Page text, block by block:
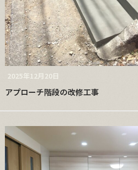
2025年12月20日
アプローチ階段の改修工事